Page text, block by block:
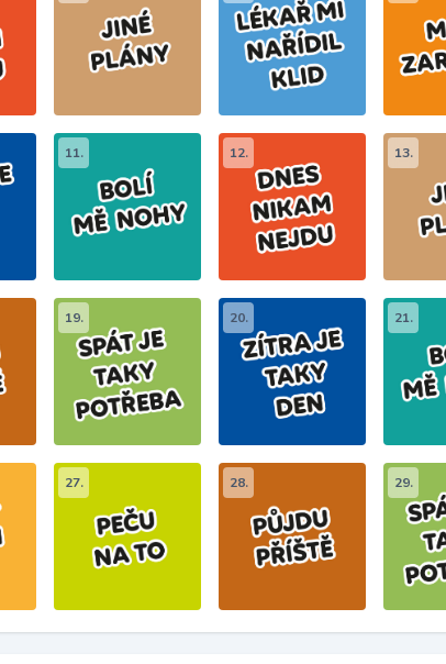
11. 12. 13.
19. 20. 21.
27. 28. 29.